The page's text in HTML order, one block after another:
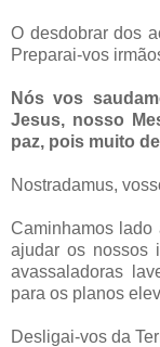
O desdobrar dos
Preparai-vos
Nós vos
Jesus, nosso
paz, pois muito
Nostradamus,
Caminhamos
ajudar os nossos
avassaladoras
para os planos
Desligai-vos da